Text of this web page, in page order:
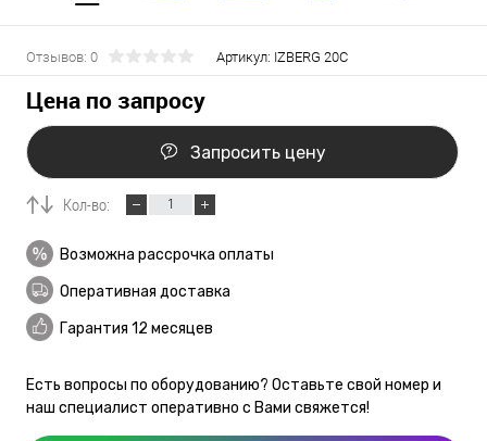
Отзывов: 0 Артикул: IZBERG 20C
Цена по запросу
Запросить цену
Кол-во:
Возможна рассрочка оплаты
Оперативная доставка
Гарантия 12 месяцев
Есть вопросы по оборудованию? Оставьте свой номер и
наш специалист оперативно с Вами свяжется!